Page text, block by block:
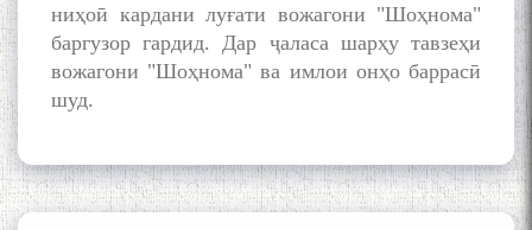
ниҳоӣ кардани луғати вожагони "Шоҳнома"
баргузор гардид. Дар ҷаласа шарҳу тавзеҳи
вожагони "Шоҳнома" ва имлои онҳо баррасӣ
шуд.ШАРҲИ МУЛОҚОТ БО АҲЛИ
АКАДЕМИЯИ МИЛЛИИ
ИЛМҲОИ ТОҶИКИСТОН